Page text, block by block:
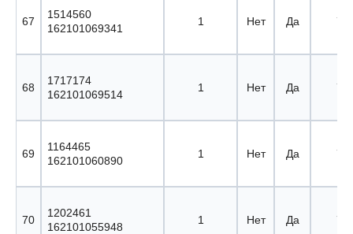
67
1514560
162101069341
1 Нет Да 75
68
1717174
162101069514
1 Нет Да 76
69
1164465
162101060890
1 Нет Да 77
70
1202461
162101055948
1 Нет Да 78